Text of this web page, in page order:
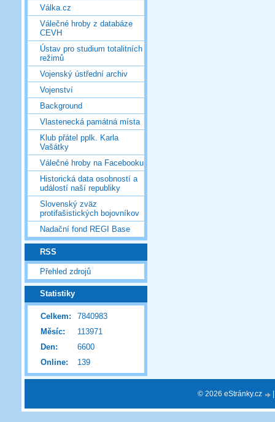
Válka.cz
Válečné hroby z databáze
CEVH
Ústav pro studium totalitních
režimů
Vojenský ústřední archiv
Vojenství
Background
Vlastenecká památná místa
Klub přátel pplk. Karla
Vašátky
Válečné hroby na Facebooku
Historická data osobností a
událostí naší republiky
Slovenský zväz
protifašistických bojovníkov
Nadační fond REGI Base
RSS
Přehled zdrojů
Statistiky
Online: 139
Celkem:
7840983
Měsíc:
113971
Den:
6600
© 2026 eStránky.cz